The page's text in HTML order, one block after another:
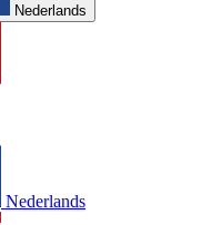
Nederlands
Nederlands